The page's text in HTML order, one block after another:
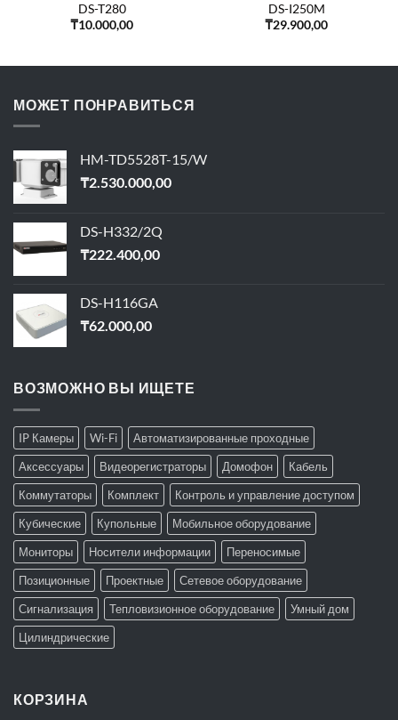
DS-T280
₸10.000,00
DS-I250M
₸29.900,00
МОЖЕТ ПОНРАВИТЬСЯ
HM-TD5528T-15/W
₸2.530.000,00
DS-H332/2Q
₸222.400,00
DS-H116GA
₸62.000,00
ВОЗМОЖНО ВЫ ИЩЕТЕ
IP Камеры Wi-Fi
Автоматизированные проходные
Аксессуары
Видеорегистраторы Домофон
Кабель
Коммутаторы
Комплект
Контроль и управление доступом
Кубические
Купольные
Мобильное оборудование
Мониторы
Носители информации
Переносимые
Позиционные
Проектные
Сетевое оборудование
Сигнализация
Тепловизионное оборудование
Умный дом
Цилиндрические
КОРЗИНА